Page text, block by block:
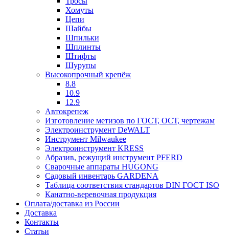
Хомуты
Цепи
Шайбы
Шпильки
Шплинты
Штифты
Шурупы
Высокопрочный крепёж
8.8
10.9
12.9
Автокрепеж
Изготовление метизов по ГОСТ, ОСТ, чертежам
Электроинструмент DeWALT
Инструмент Milwaukee
Электроинструмент KRESS
Абразив, режущий инструмент PFERD
Сварочные аппараты HUGONG
Садовый инвентарь GARDENA
Таблица соответствия стандартов DIN ГОСТ ISO
Канатно-веревочная продукция
Оплата/доставка из России
Доставка
Контакты
Статьи